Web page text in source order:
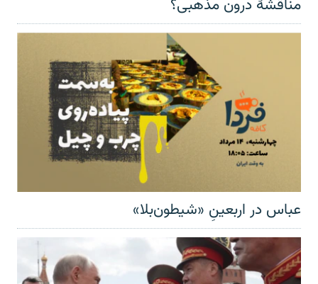
مناقشهٔ درون مذهبی؟
عباس در اربعینِ «شیطون‌بلا»